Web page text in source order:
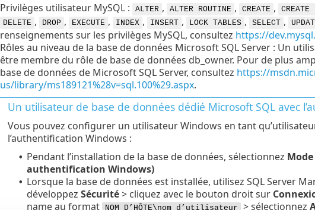
Privilèges utilisateur MySQL : ALTER , ALTER ROUTINE , CREATE , CREATE
DELETE , DROP , EXECUTE , INDEX , INSERT , LOCK TABLES , SELECT ,
renseignements sur les privilèges MySQL, consultez https://
Rôles au niveau de la base de données Microsoft SQL Server : Un
être membre du rôle de base de données db_owner. Pour de plus
base de données de Microsoft SQL Server, consultez https://
us/library/ms189121%28v=sql.100%29.aspx.
Un utilisateur de base de données dédié Microsoft SQL avec
Vous pouvez configurer un utilisateur Windows en tant
l’authentification Windows :
• Pendant l’installation de la base de données, sélectionnez
authentification Windows)
• Lorsque la base de données est installée, utilisez SQL Server
développez Sécurité> cliquez avec le bouton droit sur
name au format
NOM D’HÔTE\nom d’utilisateur > sélectionnez